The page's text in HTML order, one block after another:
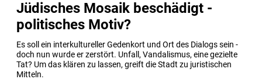
Jüdisches Mosaik beschädigt -
politisches Motiv?
Es soll ein interkultureller Gedenkort und Ort des Dialogs sein -
doch nun wurde er zerstört. Unfall, Vandalismus, eine gezielte
Tat? Um das klären zu lassen, greift die Stadt zu juristischen
Mitteln.